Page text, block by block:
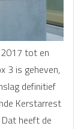
2017 tot en
3 is geheven,
definitief
Kerstarrest
heeft de